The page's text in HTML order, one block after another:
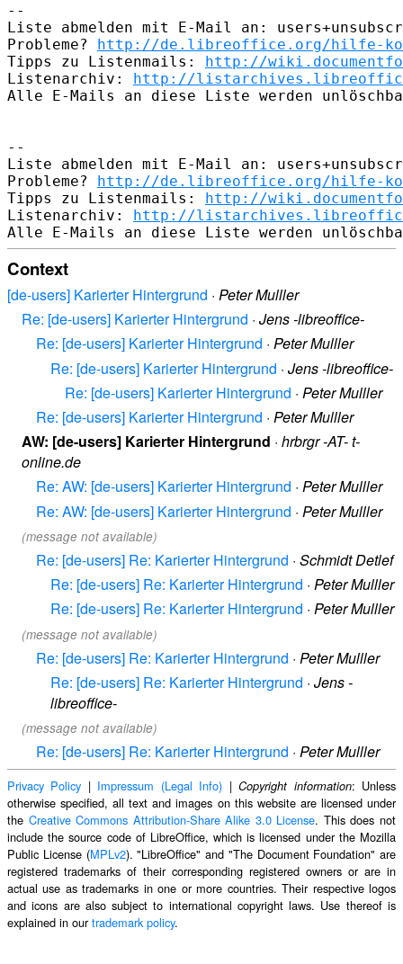
--
Liste abmelden mit E-Mail an:
Probleme? http://de.libreoffice.org/hilfe-
Tipps zu Listenmails: http://
Listenarchiv: http://
Alle E-Mails an diese Liste werden
--
Liste abmelden mit E-Mail an:
Probleme? http://de.libreoffice.org/hilfe-
Tipps zu Listenmails: http://
Listenarchiv: http://
Context
[de-users] Karierter Hintergrund · Peter Mulller
Re: [de-users] Karierter Hintergrund · Jens -libreoffice-
Re: [de-users] Karierter Hintergrund · Peter Mulller
Re: [de-users] Karierter Hintergrund · Jens -libreoffice-
Re: [de-users] Karierter Hintergrund · Peter Mulller
Re: [de-users] Karierter Hintergrund · Peter Mulller
AW: [de-users] Karierter Hintergrund · hrbrgr -AT- t-
online.de
Re: AW: [de-users] Karierter Hintergrund · Peter Mulller
Re: AW: [de-users] Karierter Hintergrund · Peter Mulller
(message not available)
Re: [de-users] Re: Karierter Hintergrund · Schmidt Detlef
Re: [de-users] Re: Karierter Hintergrund · Peter Mulller
Re: [de-users] Re: Karierter Hintergrund · Peter Mulller
(message not available)
Re: [de-users] Re: Karierter Hintergrund · Peter Mulller
Re: [de-users] Re: Karierter Hintergrund · Jens -
libreoffice-
(message not available)
Re: [de-users] Re: Karierter Hintergrund · Peter Mulller
Privacy Policy | Impressum (Legal Info) |Copyright information: Unless
otherwise specified, all text and images on this website are licensed under
the Creative Commons Attribution-Share Alike 3.0 License. This does not
include the source code of LibreOffice, which is licensed under the Mozilla
Public License (MPLv2). "LibreOffice" and "The Document Foundation" are
registered trademarks of their corresponding registered owners or are in
actual use as trademarks in one or more countries. Their respective logos
and icons are also subject to international copyright laws. Use thereof is
explained in ourtrademark policy.